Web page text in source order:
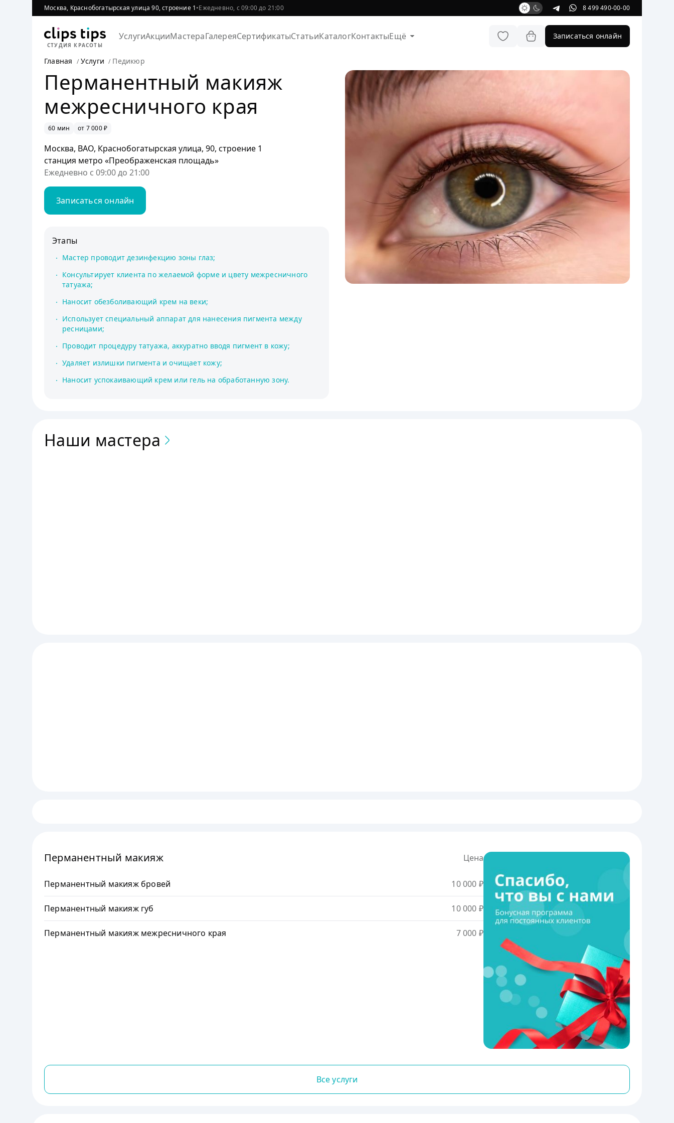
Москва, Краснобогатырская улица 90, строение 1•Ежедневно, с 09:00 до 21:00 8 499 490-00-00
СТУДИЯ КРАСОТЫ
УслугиАкцииМастераГалереяСертификатыСтатьиКаталогКонтактыЕщё Записаться онлайн
Главная Услуги Педикюр
Перманентный макияж
межресничного края
60 мин от 7 000 ₽
Москва, ВАО, Краснобогатырская улица, 90, строение 1
станция метро «Преображенская площадь»
Ежедневно с 09:00 до 21:00
Записаться онлайн
Этапы
Мастер проводит дезинфекцию зоны глаз;
Консультирует клиента по желаемой форме и цвету межресничного
татуажа;
Наносит обезболивающий крем на веки;
Использует специальный аппарат для нанесения пигмента между
ресницами;
Проводит процедуру татуажа, аккуратно вводя пигмент в кожу;
Удаляет излишки пигмента и очищает кожу;
Наносит успокаивающий крем или гель на обработанную зону.
Наши мастера
Перманентный макияж Цена
Перманентный макияж бровей 10 000 ₽
Перманентный макияж губ 10 000 ₽
Перманентный макияж межресничного края 7 000 ₽
Все услуги